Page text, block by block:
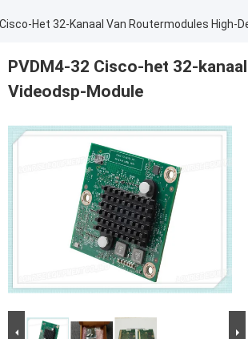
Het 32-Kanaal Van Routermodules High-
PVDM4-32 Cisco-het 32-
Videodsp-Module